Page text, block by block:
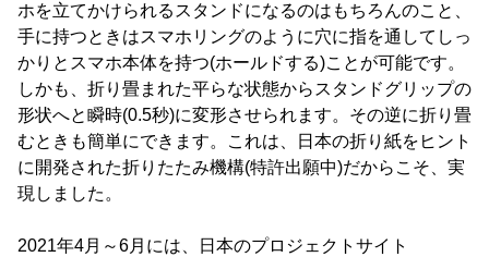
ホを立てかけられるスタンドになるのはもちろんのこと、
手に持つときはスマホリングのように穴に指を通してしっ
かりとスマホ本体を持つ(ホールドする)ことが可能です。
しかも、折り畳まれた平らな状態からスタンドグリップの
形状へと瞬時(0.5秒)に変形させられます。その逆に折り畳
むときも簡単にできます。これは、日本の折り紙をヒント
に開発された折りたたみ機構(特許出願中)だからこそ、実
現しました。
2021年4月～6月には、日本のプロジェクトサイト